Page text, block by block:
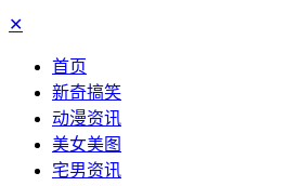
✕
首页
新奇搞笑
动漫资讯
美女美图
宅男资讯